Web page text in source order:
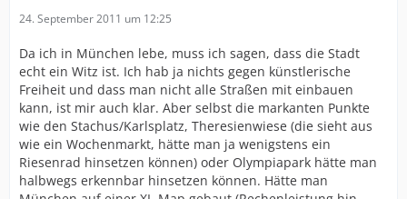
24. September 2011 um 12:25
Da ich in München lebe, muss ich sagen, dass die Stadt
echt ein Witz ist. Ich hab ja nichts gegen künstlerische
Freiheit und dass man nicht alle Straßen mit einbauen
kann, ist mir auch klar. Aber selbst die markanten Punkte
wie den Stachus/Karlsplatz, Theresienwiese (die sieht aus
wie ein Wochenmarkt, hätte man ja wenigstens ein
Riesenrad hinsetzen können) oder Olympiapark hätte man
halbwegs erkennbar hinsetzen können. Hätte man